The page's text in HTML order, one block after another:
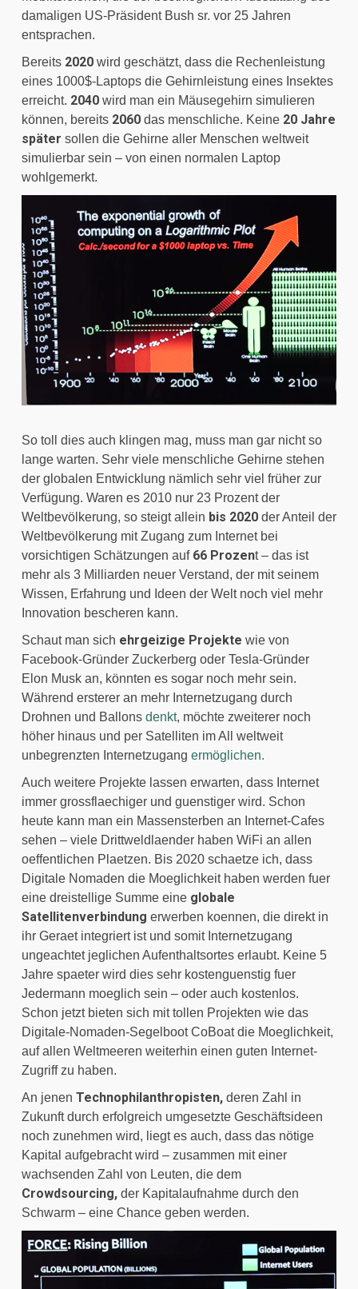
damaligen US-Präsident Bush sr. vor 25 Jahren
entsprachen.
Bereits 2020 wird geschätzt, dass die Rechenleistung
eines 1000$-Laptops die Gehirnleistung eines Insektes
erreicht. 2040 wird man ein Mäusegehirn simulieren
können, bereits 2060 das menschliche. Keine 20 Jahre
später sollen die Gehirne aller Menschen weltweit
simulierbar sein – von einen normalen Laptop
wohlgemerkt.
So toll dies auch klingen mag, muss man gar nicht so
lange warten. Sehr viele menschliche Gehirne stehen
der globalen Entwicklung nämlich sehr viel früher zur
Verfügung. Waren es 2010 nur 23 Prozent der
Weltbevölkerung, so steigt allein bis 2020 der Anteil der
Weltbevölkerung mit Zugang zum Internet bei
vorsichtigen Schätzungen auf 66 Prozent – das ist
mehr als 3 Milliarden neuer Verstand, der mit seinem
Wissen, Erfahrung und Ideen der Welt noch viel mehr
Innovation bescheren kann.
Schaut man sich ehrgeizige Projekte wie von
Facebook-Gründer Zuckerberg oder Tesla-Gründer
Elon Musk an, könnten es sogar noch mehr sein.
Während ersterer an mehr Internetzugang durch
Drohnen und Ballons denkt, möchte zweiterer noch
höher hinaus und per Satelliten im All weltweit
unbegrenzten Internetzugang ermöglichen.
Auch weitere Projekte lassen erwarten, dass Internet
immer grossflaechiger und guenstiger wird. Schon
heute kann man ein Massensterben an Internet-Cafes
sehen – viele Drittweldlaender haben WiFi an allen
oeffentlichen Plaetzen. Bis 2020 schaetze ich, dass
Digitale Nomaden die Moeglichkeit haben werden fuer
eine dreistellige Summe eine globale
Satellitenverbindung erwerben koennen, die direkt in
ihr Geraet integriert ist und somit Internetzugang
ungeachtet jeglichen Aufenthaltsortes erlaubt. Keine 5
Jahre spaeter wird dies sehr kostenguenstig fuer
Jedermann moeglich sein – oder auch kostenlos.
Schon jetzt bieten sich mit tollen Projekten wie das
Digitale-Nomaden-Segelboot CoBoat die Moeglichkeit,
auf allen Weltmeeren weiterhin einen guten Internet-
Zugriff zu haben.
An jenen Technophilanthropisten, deren Zahl in
Zukunft durch erfolgreich umgesetzte Geschäftsideen
noch zunehmen wird, liegt es auch, dass das nötige
Kapital aufgebracht wird – zusammen mit einer
wachsenden Zahl von Leuten, die dem
Crowdsourcing, der Kapitalaufnahme durch den
Schwarm – eine Chance geben werden.